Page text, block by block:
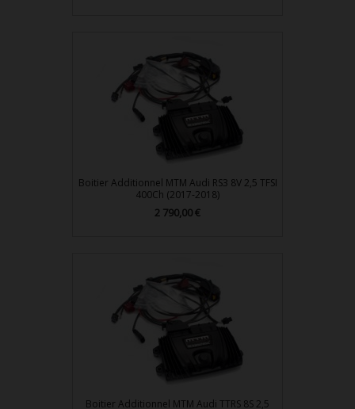
Boitier Additionnel MTM Audi RS3 8V 2,5 TFSI
400Ch (2017-2018)
Prix
2 790,00 €
Boitier Additionnel MTM Audi TTRS 8S 2,5